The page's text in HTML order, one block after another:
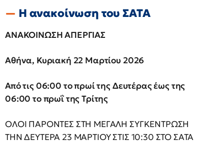
Η ανακοίνωση του ΣΑΤΑ
ΑΝΑΚΟΙΝΩΣΗ ΑΠΕΡΓΙΑΣ
Αθήνα, Κυριακή 22 Μαρτίου 2026
Από τις 06:00 το πρωί της Δευτέρας έως της
06:00 το πρωΐ της Τρίτης
ΟΛΟΙ ΠΑΡΟΝΤΕΣ ΣΤΗ ΜΕΓΑΛΗ ΣΥΓΚΕΝΤΡΩΣΗ
ΤΗΝ ΔΕΥΤΕΡΑ 23 ΜΑΡΤΙΟΥ ΣΤΙΣ 10:30 ΣΤΟ ΣΑΤΑ